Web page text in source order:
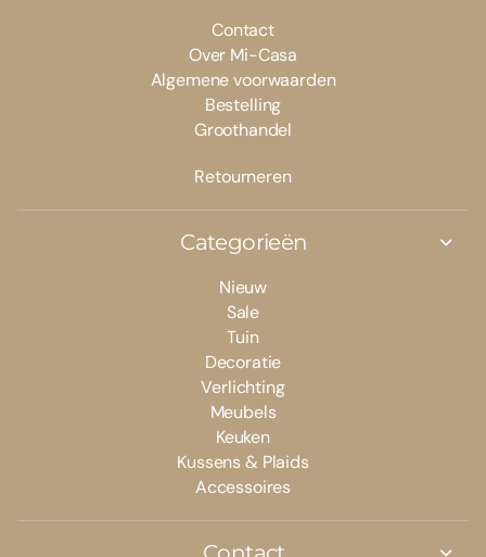
Contact
Over Mi-Casa
Algemene voorwaarden
Bestelling
Groothandel
Retourneren
Categorieën
Nieuw
Sale
Tuin
Decoratie
Verlichting
Meubels
Keuken
Kussens & Plaids
Accessoires